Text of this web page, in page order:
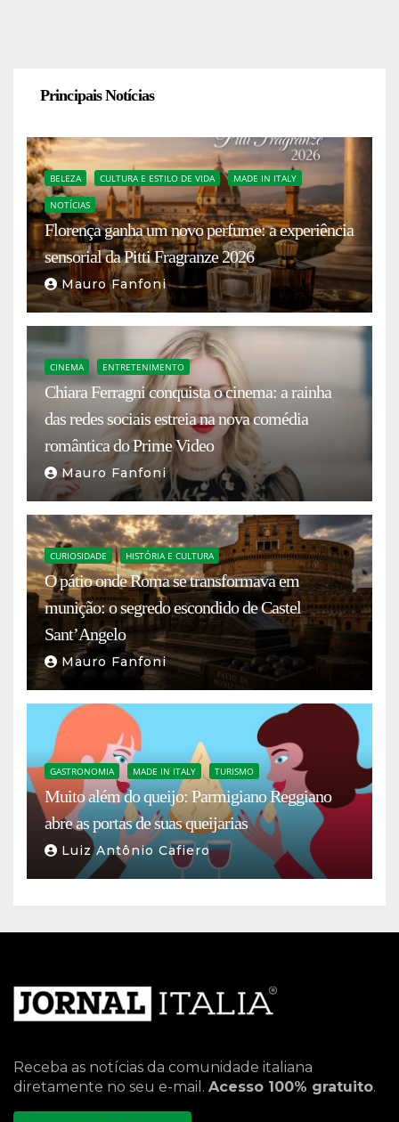
Principais Notícias
BELEZA CULTURA E ESTILO DE VIDA MADE IN ITALY
NOTÍCIAS
Florença ganha um novo perfume: a experiência
sensorial da Pitti Fragranze 2026
Mauro Fanfoni
CINEMA ENTRETENIMENTO
Chiara Ferragni conquista o cinema: a rainha
das redes sociais estreia na nova comédia
romântica do Prime Video
Mauro Fanfoni
CURIOSIDADE HISTÓRIA E CULTURA
O pátio onde Roma se transformava em
munição: o segredo escondido de Castel
Sant’Angelo
Mauro Fanfoni
GASTRONOMIA MADE IN ITALY TURISMO
Muito além do queijo: Parmigiano Reggiano
abre as portas de suas queijarias
Luiz Antônio Cafiero
Receba as notícias da comunidade italiana
diretamente no seu e-mail. Acesso 100% gratuito.